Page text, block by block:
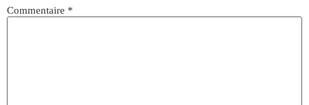
Commentaire *